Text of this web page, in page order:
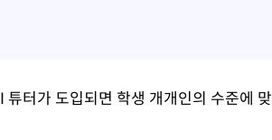
터가 도입되면 학생 개개인의 수준에 맞